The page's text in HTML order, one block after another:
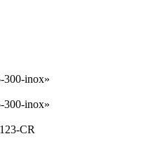
300-inox»
300-inox»
CR